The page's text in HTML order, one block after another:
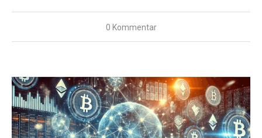
0 Kommentar